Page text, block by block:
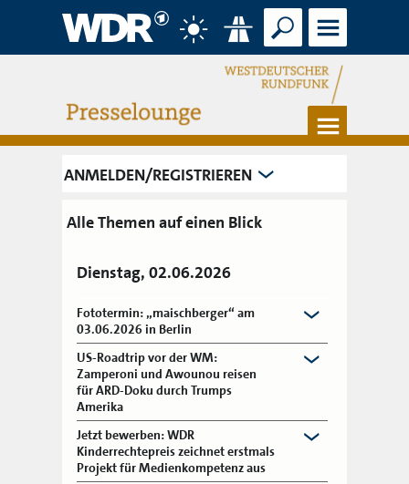
Verkehr
Suche Menü
Menü
ANMELDEN/REGISTRIEREN
Alle Themen auf einen Blick
Dienstag, 02.06.2026
Fototermin: „maischberger“ am
03.06.2026 in Berlin
US-Roadtrip vor der WM:
Zamperoni und Awounou reisen
für ARD-Doku durch Trumps
Amerika
Jetzt bewerben: WDR
Kinderrechtepreis zeichnet erstmals
Projekt für Medienkompetenz aus